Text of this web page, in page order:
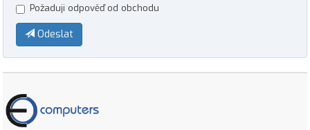
Požaduji odpověď od obchodu
Odeslat